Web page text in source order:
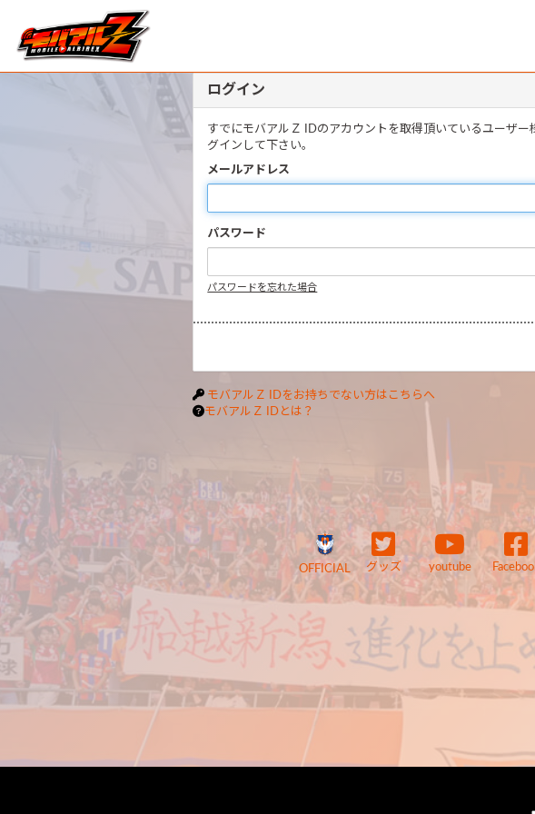
ログイン
すでにモバアルＺ IDのアカウントを取得頂いているユーザ
グインして下さい。
メールアドレス
パスワード
パスワードを忘れた場合
モバアルＺ IDをお持ちでない方はこちらへ
モバアルＺ IDとは？
OFFICIAL グッズ youtube